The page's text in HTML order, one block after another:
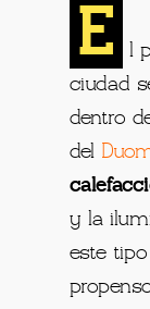
E
l
ciudad
dentro
del
y la
este